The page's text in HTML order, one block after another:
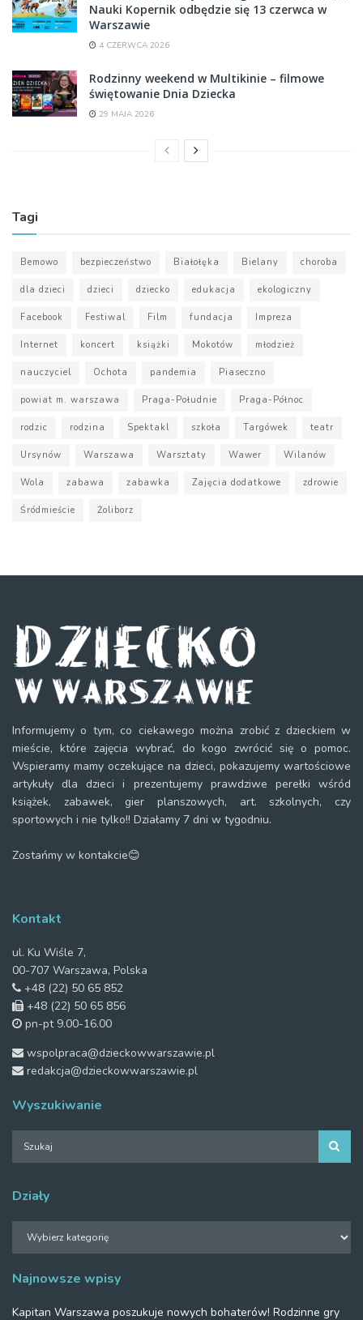
Nauki Kopernik odbędzie się 13 czerwca w
Warszawie
4 CZERWCA 2026
Rodzinny weekend w Multikinie – filmowe
świętowanie Dnia Dziecka
29 MAJA 2026
Tagi
Bemowo bezpieczeństwo Białołęka Bielany choroba
dla dzieci dzieci dziecko edukacja ekologiczny
Facebook Festiwal Film fundacja Impreza
Internet koncert książki Mokotów młodzież
nauczyciel Ochota pandemia Piaseczno
powiat m. warszawa Praga-Południe Praga-Północ
rodzic rodzina Spektakl szkoła Targówek teatr
Ursynów Warszawa Warsztaty Wawer Wilanów
Wola zabawa zabawka Zajęcia dodatkowe zdrowie
Śródmieście Żoliborz
Informujemy o tym, co ciekawego można zrobić z dzieckiem w
mieście, które zajęcia wybrać, do kogo zwrócić się o pomoc.
Wspieramy mamy oczekujące na dzieci, pokazujemy wartościowe
artykuły dla dzieci i prezentujemy prawdziwe perełki wśród
książek, zabawek, gier planszowych, art. szkolnych, czy
sportowych i nie tylko!! Działamy 7 dni w tygodniu.
Zostańmy w kontakcie😊
Kontakt
ul. Ku Wiśle 7,
00-707 Warszawa, Polska
+48 (22) 50 65 852
+48 (22) 50 65 856
pn-pt 9.00-16.00
wspolpraca@dzieckowwarszawie.pl
redakcja@dzieckowwarszawie.pl
Wyszukiwanie
Działy
Najnowsze wpisy
Kapitan Warszawa poszukuje nowych bohaterów! Rodzinne gry